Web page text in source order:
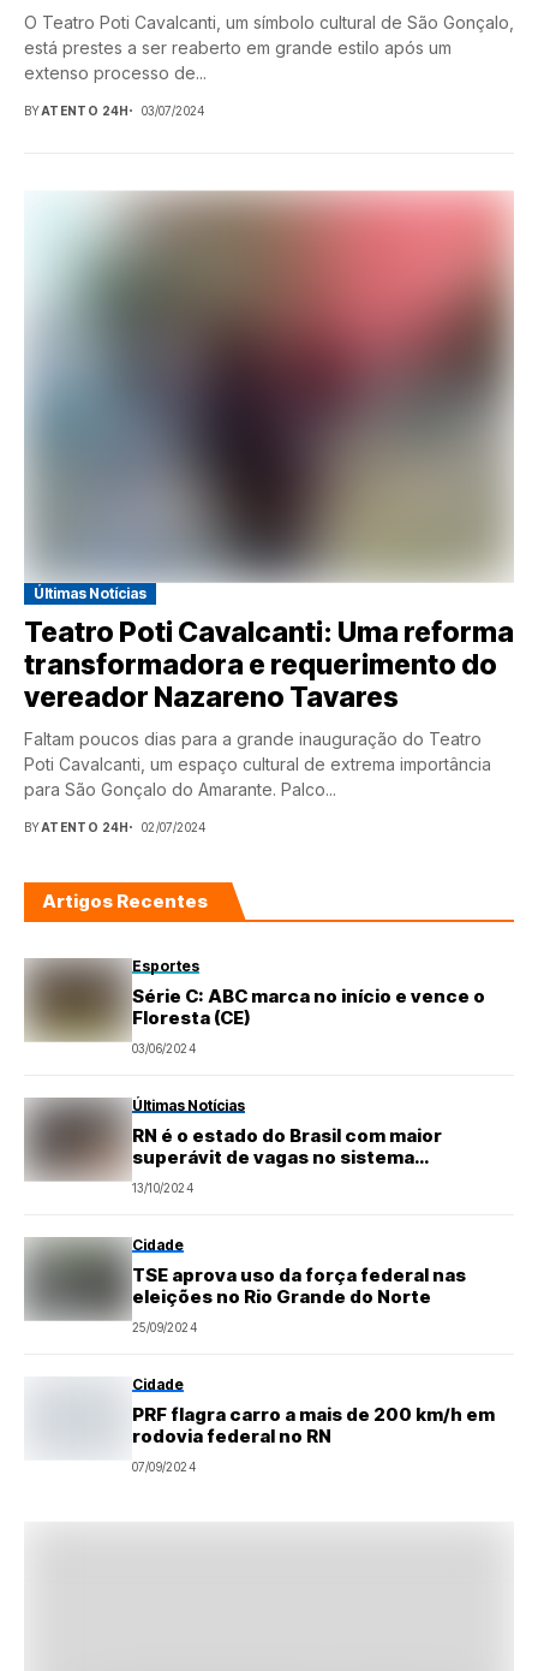
O Teatro Poti Cavalcanti, um símbolo cultural de São Gonçalo,
está prestes a ser reaberto em grande estilo após um
extenso processo de...
BYATENTO 24H 03/07/2024
Últimas Notícias
Teatro Poti Cavalcanti: Uma reforma
transformadora e requerimento do
vereador Nazareno Tavares
Faltam poucos dias para a grande inauguração do Teatro
Poti Cavalcanti, um espaço cultural de extrema importância
para São Gonçalo do Amarante. Palco...
BYATENTO 24H 02/07/2024
Artigos Recentes
Esportes
Série C: ABC marca no início e vence o
Floresta (CE)
03/06/2024
Últimas Notícias
RN é o estado do Brasil com maior
superávit de vagas no sistema
penitenciário. Déficit no País é de
174.436 vagas
13/10/2024
Cidade
TSE aprova uso da força federal nas
eleições no Rio Grande do Norte
25/09/2024
Cidade
PRF flagra carro a mais de 200 km/h em
rodovia federal no RN
07/09/2024